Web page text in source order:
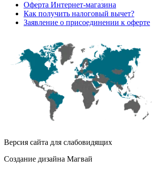
Оферта Интернет-магазина
Как получить налоговый вычет?
Заявление о присоединении к оферте
Версия сайта для слабовидящих
Создание дизайна Магвай